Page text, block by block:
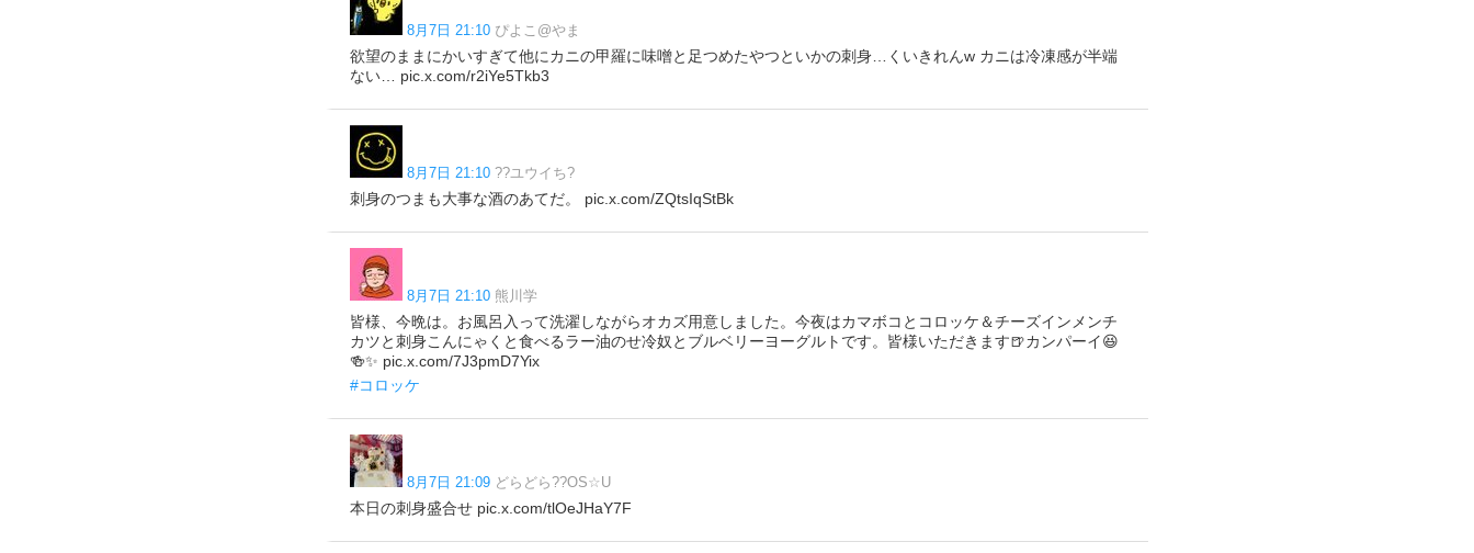
8月7日 21:10 ぴよこ@やま
欲望のままにかいすぎて他にカニの甲羅に味噌と足つめたやつといかの刺身…くいきれんw カニは冷凍感が半端
ない… pic.x.com/r2iYe5Tkb3
8月7日 21:10 ??ユウイち?
刺身のつまも大事な酒のあてだ。 pic.x.com/ZQtsIqStBk
8月7日 21:10 熊川学
皆様、今晩は。お風呂入って洗濯しながらオカズ用意しました。今夜はカマボコとコロッケ＆チーズインメンチ
カツと刺身こんにゃくと食べるラー油のせ冷奴とブルベリーヨーグルトです。皆様いただきます🍺カンパーイ😆
🍻✨ pic.x.com/7J3pmD7Yix
#コロッケ
8月7日 21:09 どらどら??OS☆U
本日の刺身盛合せ pic.x.com/tlOeJHaY7F